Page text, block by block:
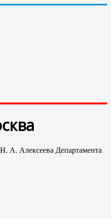
А. Алексеева Департамента